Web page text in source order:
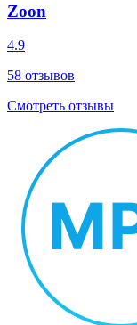
Zoon
4.9
58 отзывов
Смотреть отзывы